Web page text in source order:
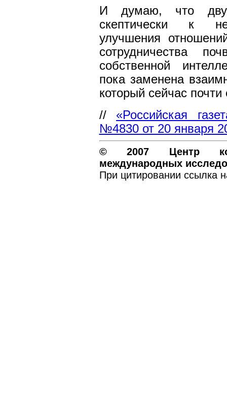
И думаю, что
скептически к
улучшения
сотрудничества
собственной
пока заменена
который сейчас
// «Российская
№4830 от 20 января
© 2007 Центр
международных
При цитировании ссылка